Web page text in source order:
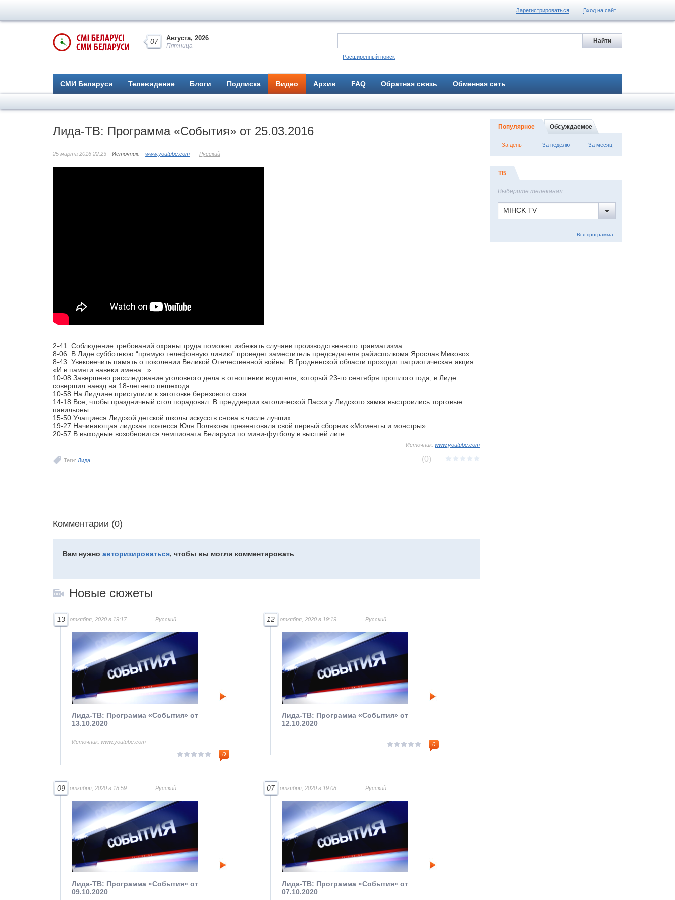
Зарегистрироваться Вход на сайт
07 Августа, 2026
Пятница
Расширенный поиск
СМИ Беларуси Телевидение Блоги Подписка Видео Архив FAQ Обратная связь Обменная сеть
Лида-ТВ: Программа «События» от 25.03.2016
25 марта 2016 22:23 Источник: www.youtube.com Русский
2-41. Соблюдение требований охраны труда поможет избежать случаев производственного травматизма.
8-06. В Лиде субботнюю “прямую телефонную линию” проведет заместитель председателя райисполкома Ярослав Миковоз
8-43. Увековечить память о поколении Великой Отечественной войны. В Гродненской области проходит патриотическая акция
«И в памяти навеки имена...».
10-08.Завершено расследование уголовного дела в отношении водителя, который 23-го сентября прошлого года, в Лиде
совершил наезд на 18-летнего пешехода.
10-58.На Лидчине приступили к заготовке березового сока
14-18.Все, чтобы праздничный стол порадовал. В преддверии католической Пасхи у Лидского замка выстроились торговые
павильоны.
15-50.Учащиеся Лидской детской школы искусств снова в числе лучших
19-27.Начинающая лидская поэтесса Юля Полякова презентовала свой первый сборник «Моменты и монстры».
20-57.В выходные возобновится чемпионата Беларуси по мини-футболу в высшей лиге.
Источник:www.youtube.com
Теги: Лида ⋆ ⋆ ⋆ ⋆ ⋆
⋆ ⋆ ⋆ ⋆ ⋆
(0)
Комментарии (0)
Вам нужно авторизироваться, чтобы вы могли комментировать
Новые сюжеты
13 откября, 2020 в 19:17 Русский
Лида-ТВ: Программа «События» от
13.10.2020
Источник: www.youtube.com
0
12 откября, 2020 в 19:19 Русский
Лида-ТВ: Программа «События» от
12.10.2020
0
09 откября, 2020 в 18:59 Русский
Лида-ТВ: Программа «События» от
09.10.2020
07 откября, 2020 в 19:08 Русский
Лида-ТВ: Программа «События» от
07.10.2020
Популярное Обсуждаемое
За день За неделю За месяц
ТВ
Выберите телеканал
MIHCK TV
Вся программа